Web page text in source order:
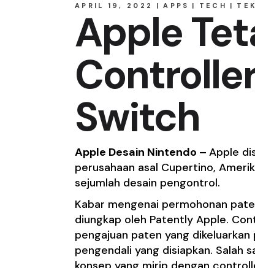
APRIL 19, 2022 APPS TECH
Apple
Switch
Apple Desain Nintendo – Apple
perusahaan asal Cupertino,
sejumlah desain pengontrol.
Kabar mengenai permohonan
diungkap oleh Patently Apple.
pengajuan paten yang
pengendali yang disiapkan.